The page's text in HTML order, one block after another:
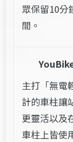
眾保留10分
間。
主打「無電
計的車柱讓
更靈活以及
車柱上皆使